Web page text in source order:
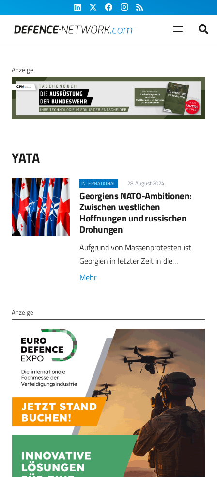
Anzeige
YATA
INTERNATIONAL 28. August 2024
Georgiens NATO-Ambitionen:
Zwischen westlichen
Hoffnungen und russischen
Drohungen
Aufgrund von Massenprotesten ist
Georgien in letzter Zeit in die…
Mehr
Anzeige